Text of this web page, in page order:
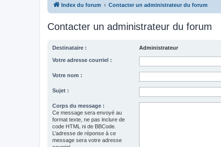
Index du forum Contacter un administrateur du forum
Contacter un administrateur du forum
Destinataire : Administrateur
Votre adresse courriel :
Votre nom :
Sujet :
Corps du message :
Ce message sera envoyé au
format texte, ne pas inclure de
code HTML ni de BBCode.
L’adresse de réponse à ce
message sera votre adresse